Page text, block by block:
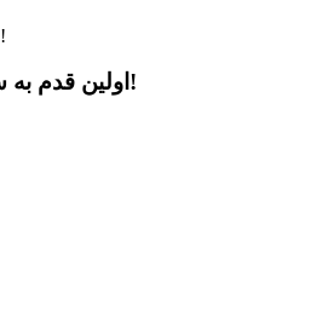
بیایید همین حالا شروع کنیم!
اولین قدم به سوی کامیابی را بردارید!